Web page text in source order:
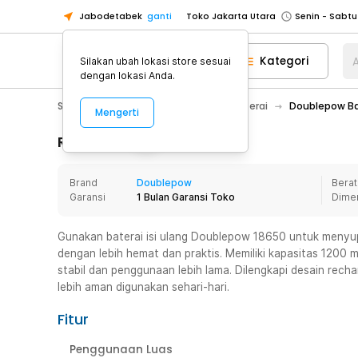
Jabodetabek ganti Toko Jakarta Utara
Toko Tangerang
Toko Cikupa
Pick n Go Jakarta Barat
Senin -
Pick n Go Bekasi
Senin - Jumat
Senin - Jumat
Senin -
Toko Jakarta Barat
Senin -
Toko Tangerang
Toko Cikupa
Pick n Go Jakarta Barat
Senin -
Kategori
Sport & Outdoor Baterai Doublepow
Rincian Produk
Brand
Doublepow
Garansi
1 Bulan Garansi Toko
Gunakan baterai isi ulang Doublepow 18650 untuk
dengan lebih hemat dan praktis. Memiliki kapasitas 1200
stabil dan penggunaan lebih lama. Dilengkapi desain
lebih aman digunakan sehari-hari.
Fitur
Penggunaan Luas
Silakan ubah lokasi store sesuai
dengan lokasi Anda.
Mengerti